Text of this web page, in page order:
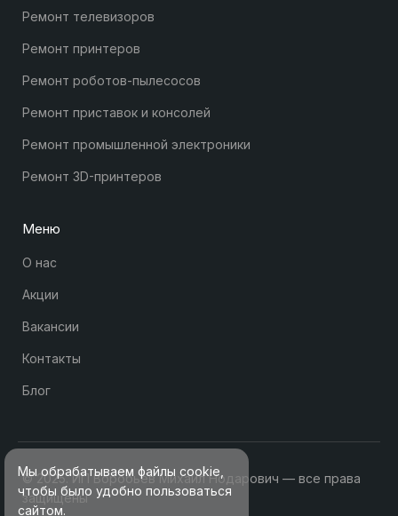
Ремонт телевизоров
Ремонт принтеров
Ремонт роботов-пылесосов
Ремонт приставок и консолей
Ремонт промышленной электроники
Ремонт 3D-принтеров
Меню
О нас
Акции
Вакансии
Контакты
Блог
© 2025. ИП Воробьев Михаил Нодарович — все права
защищены
Мы обрабатываем файлы cookie,
чтобы было удобно пользоваться
сайтом.